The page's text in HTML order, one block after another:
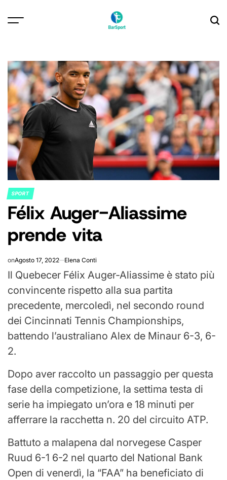
POSTED
IN
SPORT
Félix Auger-Aliassime
prende vita
onAgosto 17, 2022 Elena Conti
Il Quebecer Félix Auger-Aliassime è stato più
convincente rispetto alla sua partita
precedente, mercoledì, nel secondo round
dei Cincinnati Tennis Championships,
battendo l’australiano Alex de Minaur 6-3, 6-
2.
Dopo aver raccolto un passaggio per questa
fase della competizione, la settima testa di
serie ha impiegato un’ora e 18 minuti per
afferrare la racchetta n. 20 del circuito ATP.
Battuto a malapena dal norvegese Casper
Ruud 6-1 6-2 nel quarto del National Bank
Open di venerdì, la “FAA” ha beneficiato di